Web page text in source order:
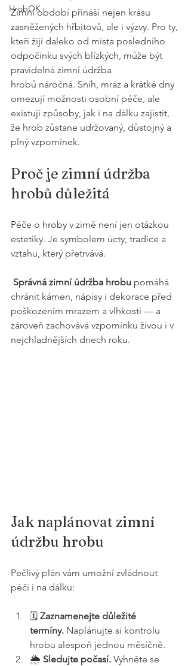
HrobOK
Zimní období přináší nejen krásu
zasněžených hřbitovů, ale i výzvy. Pro ty,
kteří žijí daleko od místa posledního
odpočinku svých blízkých, může být
pravidelná zimní údržba
hrobů náročná. Sníh, mráz a krátké dny
omezují možnosti osobní péče, ale
existují způsoby, jak i na dálku zajistit,
že hrob zůstane udržovaný, důstojný a
plný vzpomínek.
Proč je zimní údržba
hrobů důležitá
Péče o hroby v zimě není jen otázkou
estetiky. Je symbolem úcty, tradice a
vztahu, který přetrvává.
Správná zimní údržba hrobu pomáhá
chránit kámen, nápisy i dekorace před
poškozením mrazem a vlhkostí — a
zároveň zachovává vzpomínku živou i v
nejchladnějších dnech roku.
Jak naplánovat zimní
údržbu hrobu
Pečlivý plán vám umožní zvládnout
péči i na dálku:
🗓️ Zaznamenejte důležité
termíny. Naplánujte si kontrolu
hrobu alespoň jednou měsíčně.
🌦️ Sledujte počasí. Vyhněte se